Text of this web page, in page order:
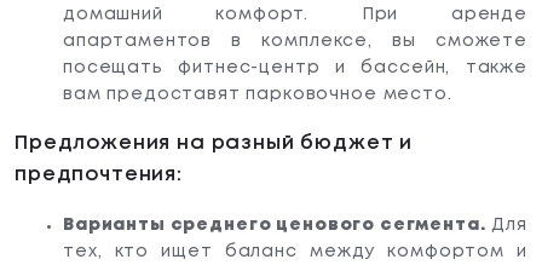
домашний комфорт. При аренде
апартаментов в комплексе, вы сможете
посещать фитнес-центр и бассейн, также
вам предоставят парковочное место.
Предложения на разный бюджет и
предпочтения:
Варианты среднего ценового сегмента. Для
тех, кто ищет баланс между комфортом и